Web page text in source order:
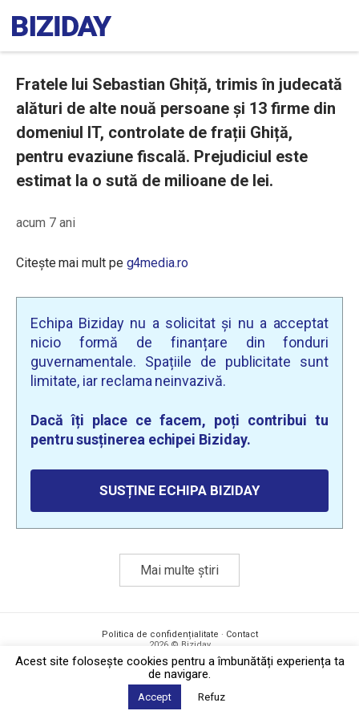
Fratele lui Sebastian Ghiță, trimis în judecată
alături de alte nouă persoane și 13 firme din
domeniul IT, controlate de frații Ghiță,
pentru evaziune fiscală. Prejudiciul este
estimat la o sută de milioane de lei.
acum 7 ani
Citește mai mult pe g4media.ro
Echipa Biziday nu a solicitat și nu a acceptat
nicio formă de finanțare din fonduri
guvernamentale. Spațiile de publicitate sunt
limitate, iar reclama neinvazivă.
Dacă îți place ce facem, poți contribui tu
pentru susținerea echipei Biziday.
SUSȚINE ECHIPA BIZIDAY
Mai multe știri
Politica de confidențialitate · Contact
2026 © Biziday
Acest site foloseşte cookies pentru a îmbunătăți experiența ta
de navigare.
Accept Refuz